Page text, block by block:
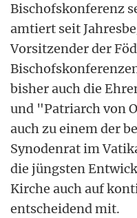
Bischofskonferenz
amtiert seit
Vorsitzender der
bisher auch die
und "Patriarch von
auch zu einem der
Synodenrat im
die jüngsten
Kirche auch auf
entscheidend mit.